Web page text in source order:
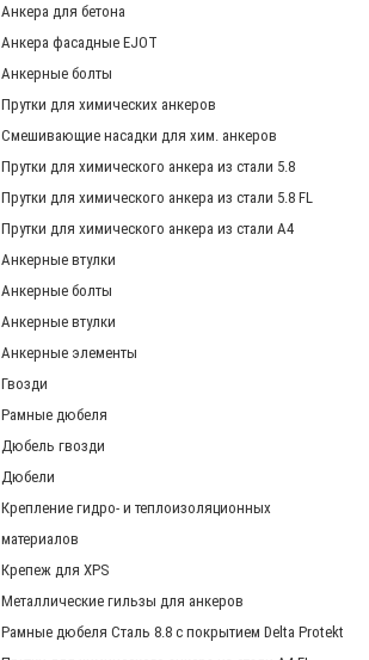
Анкера для бетона
Анкера фасадные EJOT
Анкерные болты
Прутки для химических анкеров
Смешивающие насадки для хим. анкеров
Прутки для химического анкера из стали 5.8
Прутки для химического анкера из стали 5.8 FL
Прутки для химического анкера из стали А4
Анкерные втулки
Анкерные болты
Анкерные втулки
Анкерные элементы
Гвозди
Рамные дюбеля
Дюбель гвозди
Дюбели
Крепление гидро- и теплоизоляционных
материалов
Крепеж для XPS
Металлические гильзы для анкеров
Рамные дюбеля Сталь 8.8 с покрытием Delta Protekt